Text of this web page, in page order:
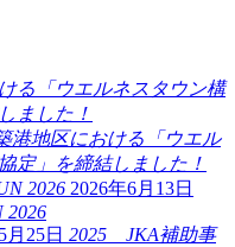
港地区における「ウエル
定」を締結しました！
2026年6月13日
2026
月25日 2025 JKA補助事